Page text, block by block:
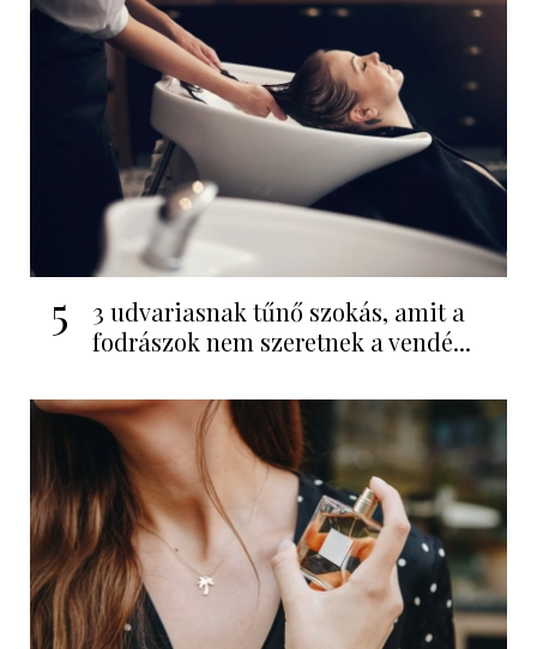
5
3 udvariasnak tűnő szokás, amit a
fodrászok nem szeretnek a vendé...